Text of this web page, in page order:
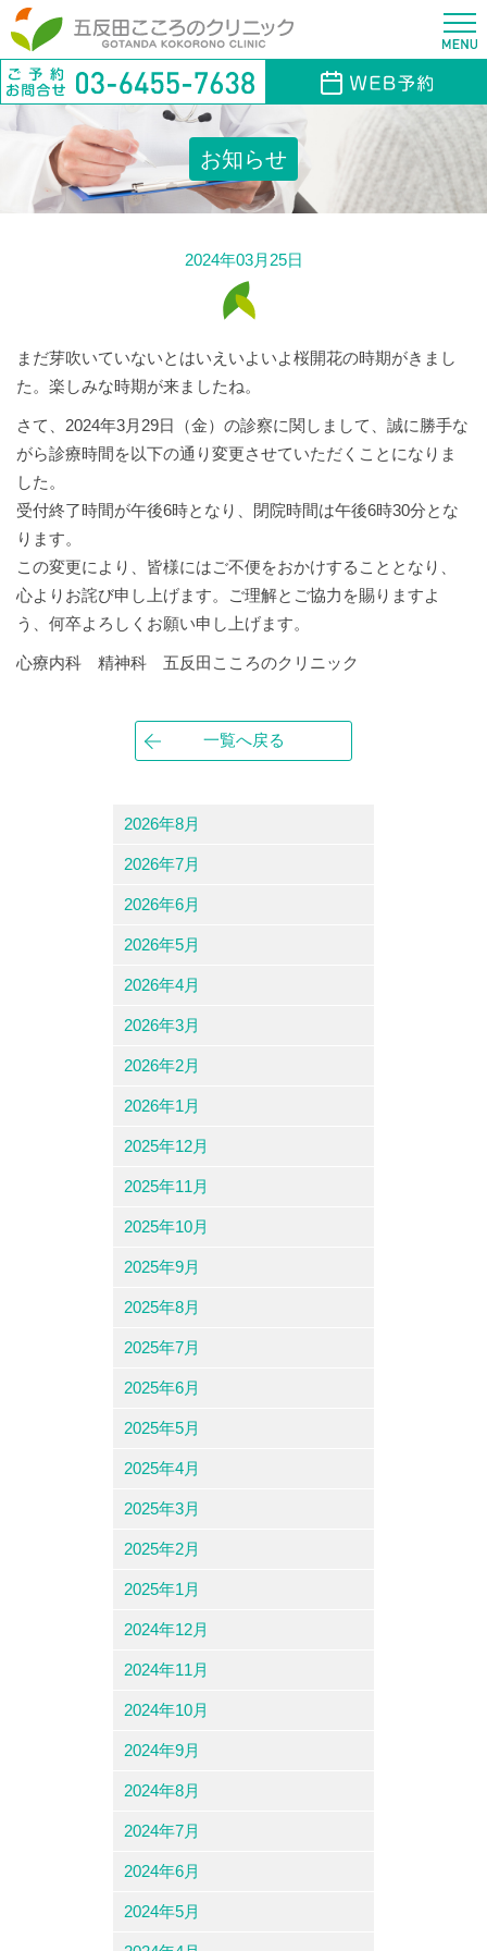
お知らせ
2024年03月25日
まだ芽吹いていないとはいえいよいよ桜開花の時期がきまし
た。楽しみな時期が来ましたね。
さて、2024年3月29日（金）の診察に関しまして、誠に勝手な
がら診療時間を以下の通り変更させていただくことになりま
した。
受付終了時間が午後6時となり、閉院時間は午後6時30分とな
ります。
この変更により、皆様にはご不便をおかけすることとなり、
心よりお詫び申し上げます。ご理解とご協力を賜りますよ
う、何卒よろしくお願い申し上げます。
心療内科 精神科 五反田こころのクリニック
一覧へ戻る
2026年8月
2026年7月
2026年6月
2026年5月
2026年4月
2026年3月
2026年2月
2026年1月
2025年12月
2025年11月
2025年10月
2025年9月
2025年8月
2025年7月
2025年6月
2025年5月
2025年4月
2025年3月
2025年2月
2025年1月
2024年12月
2024年11月
2024年10月
2024年9月
2024年8月
2024年7月
2024年6月
2024年5月